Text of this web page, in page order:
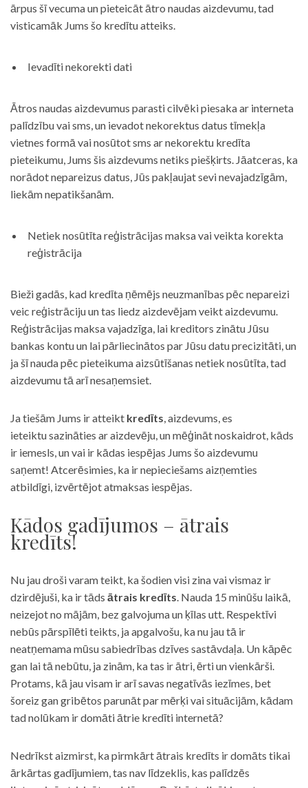
ārpus šī vecuma un pieteicāt ātro naudas aizdevumu, tad
visticamāk Jums šo kredītu atteiks.
Ievadīti nekorekti dati
Ātros naudas aizdevumus parasti cilvēki piesaka ar interneta
palīdzību vai sms, un ievadot nekorektus datus tīmekļa
vietnes formā vai nosūtot sms ar nekorektu kredīta
pieteikumu, Jums šis aizdevums netiks piešķirts. Jāatceras, ka
norādot nepareizus datus, Jūs pakļaujat sevi nevajadzīgām,
liekām nepatikšanām.
Netiek nosūtīta reģistrācijas maksa vai veikta korekta
reģistrācija
Bieži gadās, kad kredīta ņēmējs neuzmanības pēc nepareizi
veic reģistrāciju un tas liedz aizdevējam veikt aizdevumu.
Reģistrācijas maksa vajadzīga, lai kreditors zinātu Jūsu
bankas kontu un lai pārliecinātos par Jūsu datu precizitāti, un
ja šī nauda pēc pieteikuma aizsūtīšanas netiek nosūtīta, tad
aizdevumu tā arī nesaņemsiet.
Ja tiešām Jums ir atteikt kredīts, aizdevums, es
ieteiktu sazināties ar aizdevēju, un mēģināt noskaidrot, kāds
ir iemesls, un vai ir kādas iespējas Jums šo aizdevumu
saņemt! Atcerēsimies, ka ir nepieciešams aizņemties
atbildīgi, izvērtējot atmaksas iespējas.
Kādos gadījumos – ātrais
kredīts!
Nu jau droši varam teikt, ka šodien visi zina vai vismaz ir
dzirdējuši, ka ir tāds ātrais kredīts. Nauda 15 minūšu laikā,
neizejot no mājām, bez galvojuma un ķīlas utt. Respektīvi
nebūs pārspīlēti teikts, ja apgalvošu, ka nu jau tā ir
neatņemama mūsu sabiedrības dzīves sastāvdaļa. Un kāpēc
gan lai tā nebūtu, ja zinām, ka tas ir ātri, ērti un vienkārši.
Protams, kā jau visam ir arī savas negatīvās iezīmes, bet
šoreiz gan gribētos parunāt par mērķi vai situācijām, kādam
tad nolūkam ir domāti ātrie kredīti internetā?
Nedrīkst aizmirst, ka pirmkārt ātrais kredīts ir domāts tikai
ārkārtas gadījumiem, tas nav līdzeklis, kas palīdzēs